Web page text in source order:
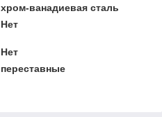
хром-ванадиевая сталь
Нет
Нет
переставные